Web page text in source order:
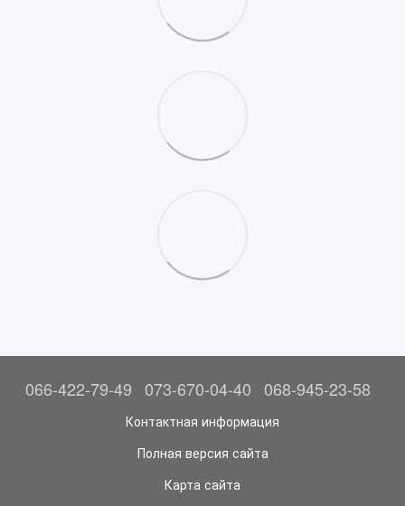
066-422-79-49 073-670-04-40 068-945-23-58
Контактная информация
Полная версия сайта
Карта сайта